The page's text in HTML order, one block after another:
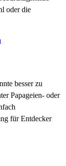
oder die
besser zu
Papageien- oder
für Entdecker